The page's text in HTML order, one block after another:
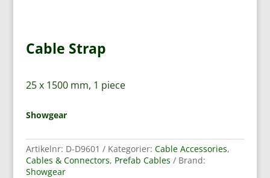
Cable Strap
25 x 1500 mm, 1 piece
Showgear
Artikelnr: D-D9601 Kategorier: Cable Accessories,
Cables & Connectors, Prefab Cables
Brand:
Showgear